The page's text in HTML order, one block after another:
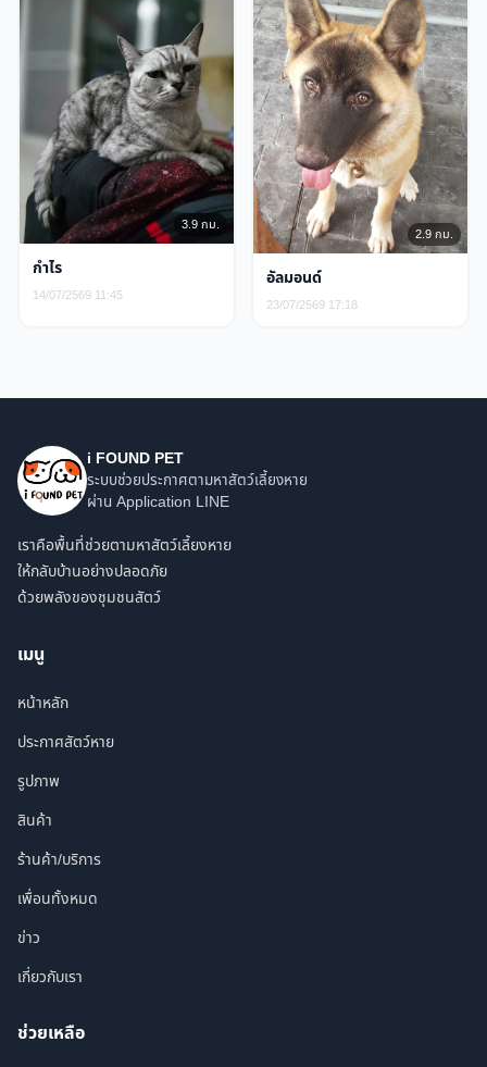
3.9 กม.
กำไร
14/07/2569 11:45
2.9 กม.
อัลมอนด์
23/07/2569 17:18
i FOUND PET
ระบบช่วยประกาศตามหาสัตว์เลี้ยงหาย
ผ่าน Application LINE
เราคือพื้นที่ช่วยตามหาสัตว์เลี้ยงหาย
ให้กลับบ้านอย่างปลอดภัย
ด้วยพลังของชุมชนสัตว์
เมนู
หน้าหลัก
ประกาศสัตว์หาย
รูปภาพ
สินค้า
ร้านค้า/บริการ
เพื่อนทั้งหมด
ข่าว
เกี่ยวกับเรา
ช่วยเหลือ